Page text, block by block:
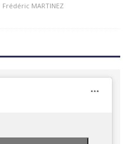
Frédéric MARTINEZ